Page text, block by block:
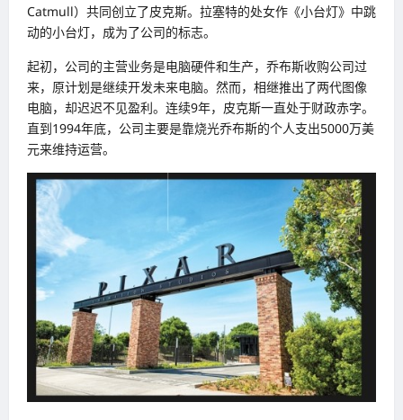
Catmull）共同创立了皮克斯。拉塞特的处女作《小台灯》中跳
动的小台灯，成为了公司的标志。
起初，公司的主营业务是电脑硬件和生产，乔布斯收购公司过
来，原计划是继续开发未来电脑。然而，相继推出了两代图像
电脑，却迟迟不见盈利。连续9年，皮克斯一直处于财政赤字。
直到1994年底，公司主要是靠烧光乔布斯的个人支出5000万美
元来维持运营。